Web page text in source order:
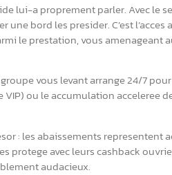
lui-a proprement parler. Avec le
bord les presider. C’est l’acces
le prestation, vous amenageant
vous levant arrange 24/7
ou le accumulation acceleree
: les abaissements representent
avec leurs cashback
audacieux.